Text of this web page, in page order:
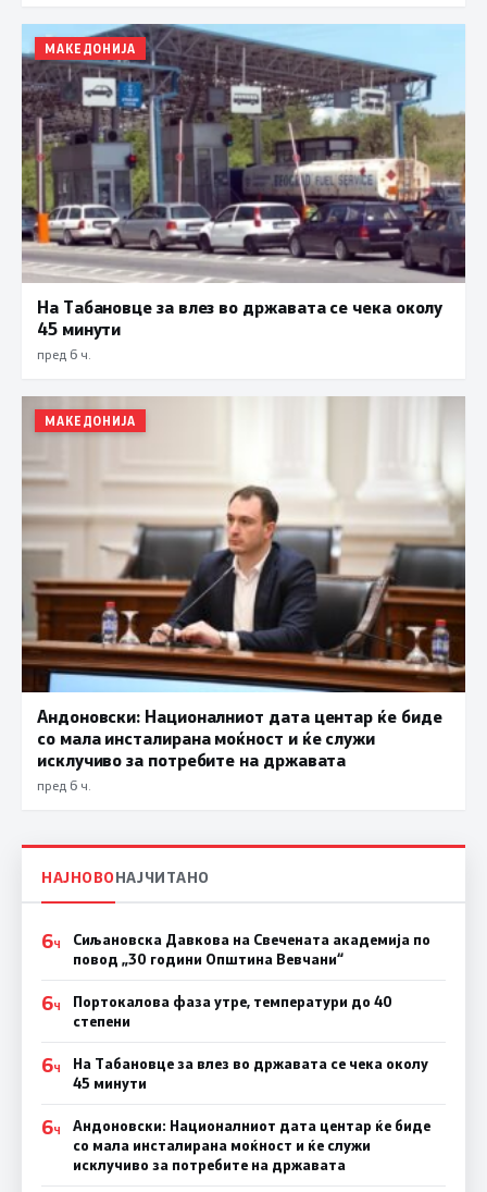
МАКЕДОНИЈА
На Табановце за влез во државата се чека околу
45 минути
пред 6 ч.
МАКЕДОНИЈА
Андоновски: Националниот дата центар ќе биде
со мала инсталирана моќност и ќе служи
исклучиво за потребите на државата
пред 6 ч.
НАЈНОВОНАЈЧИТАНО
6Ч
Сиљановска Давкова на Свечената академија по
повод „30 години Општина Вевчани“
6Ч
Портокалова фаза утре, температури до 40
степени
6Ч
На Табановце за влез во државата се чека околу
45 минути
6Ч
Андоновски: Националниот дата центар ќе биде
со мала инсталирана моќност и ќе служи
исклучиво за потребите на државата